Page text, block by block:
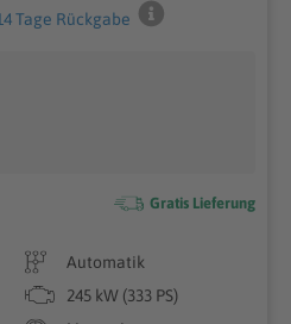
Tage Rückgabe
Gratis Lieferung
Automatik
245 kW (333 PS)